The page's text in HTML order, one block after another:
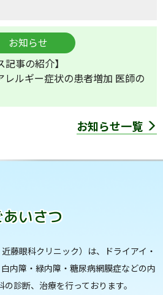
お知らせ
記事の紹介】
レルギー症状の患者増加 医師の
お知らせ一覧
あいさつ
藤眼科クリニック）は、ドライアイ・
白内障・緑内障・糖尿病網膜症などの内
診断、治療を行っております。